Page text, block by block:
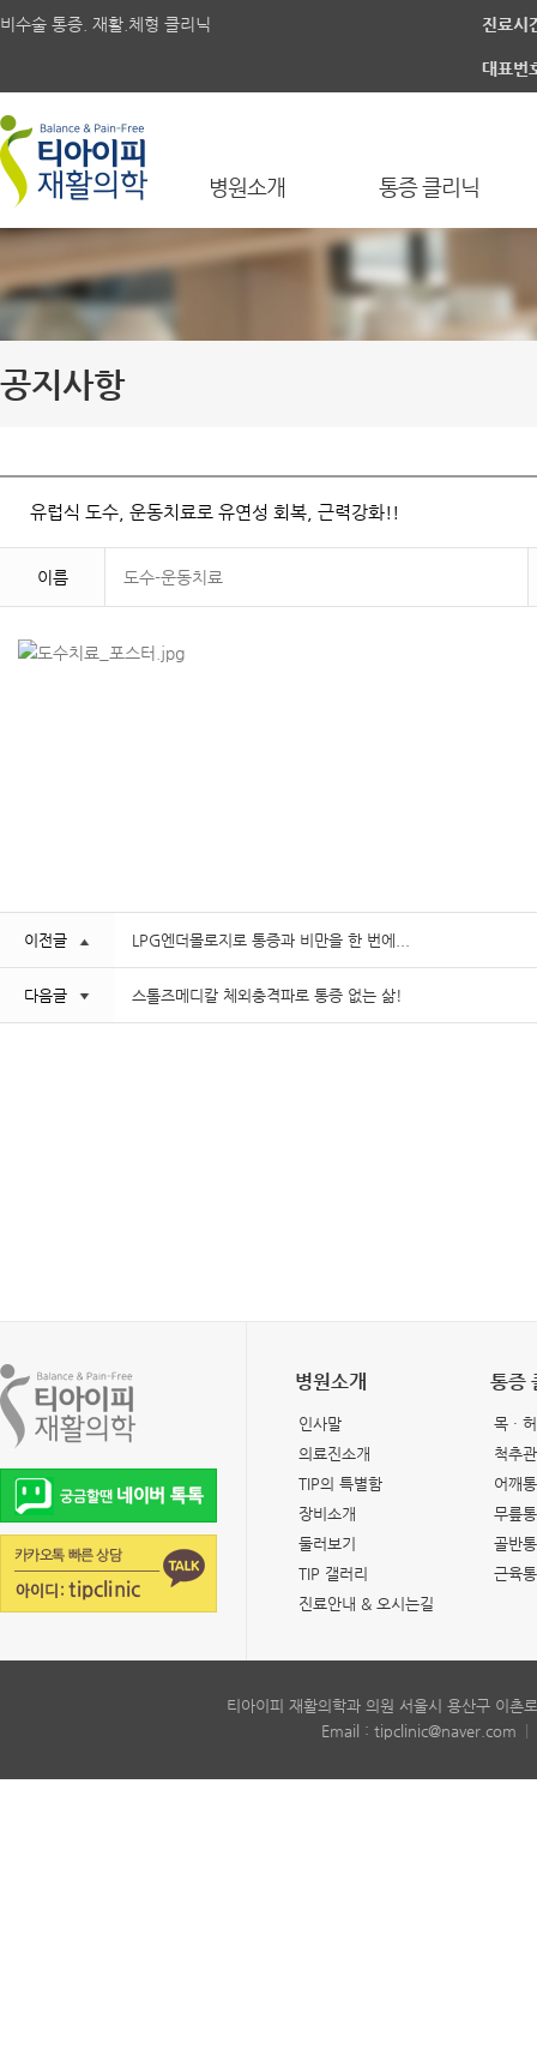
비수술 통증. 재활.체형 클리닉 진료시
대표번
병원소개 통증 클리닉
공지사항
유럽식 도수, 운동치료로 유연성 회복, 근력강화!!
이름 도수-운동치료
이전글 LPG엔더몰로지로 통증과 비만을 한 번에...
다음글 스톨즈메디칼 체외충격파로 통증 없는 삶!
병원소개
인사말
의료진소개
TIP의 특별함
장비소개
둘러보기
TIP 갤러리
진료안내 & 오시는길
통증
목 ·
척추
어깨
무릎
골반
근육통
티아이피 재활의학과 의원 서울시 용산구 이
Email : tipclinic@naver.com